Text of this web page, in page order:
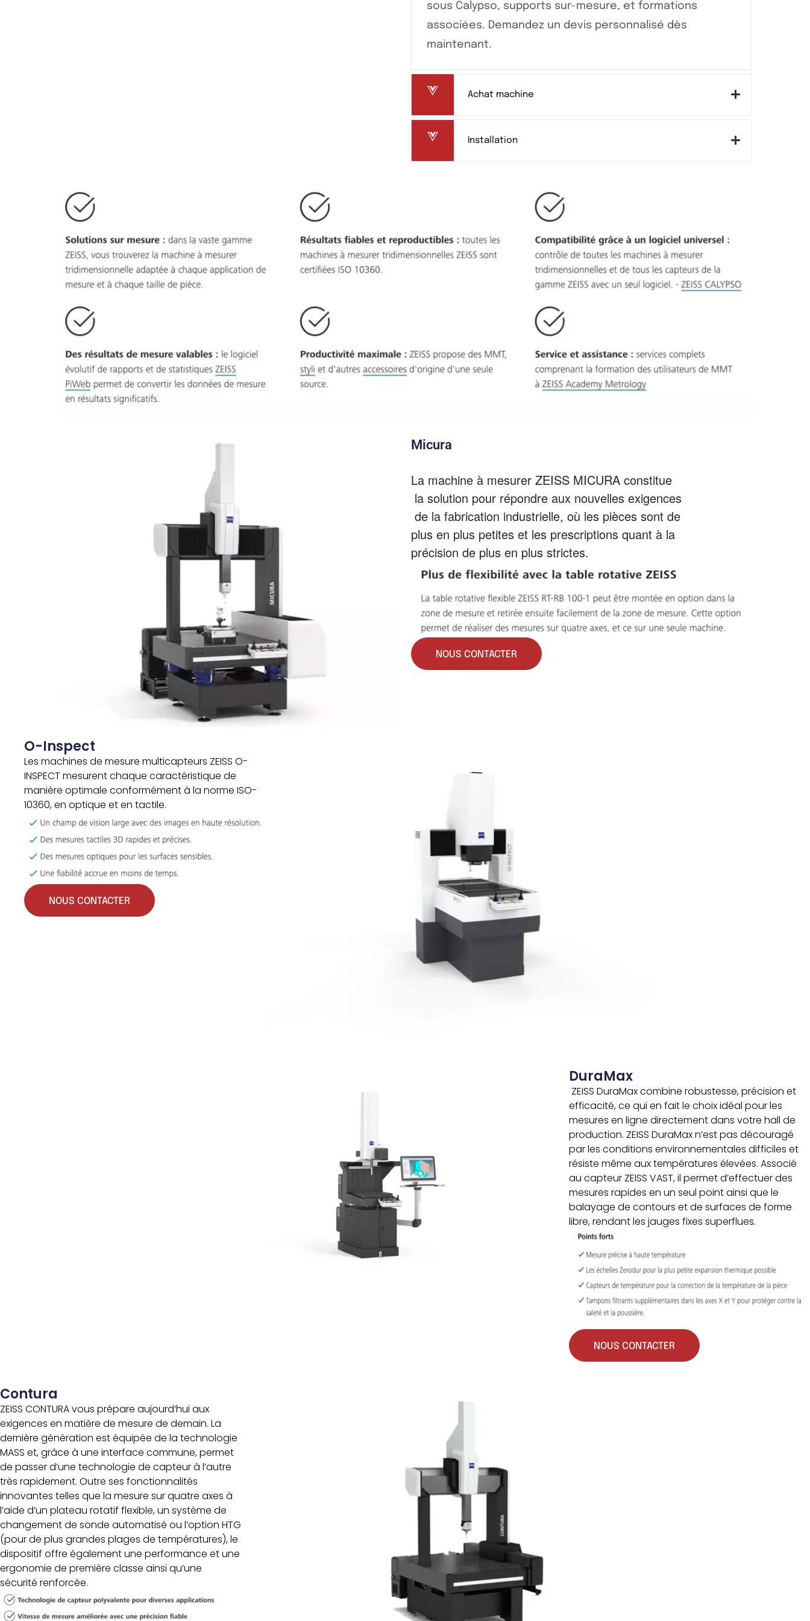
sous Calypso, supports sur-mesure, et formations
associées. Demandez un devis personnalisé dès
maintenant.
Achat machine
Installation
Micura
La machine à mesurer ZEISS MICURA constitue
la solution pour répondre aux nouvelles exigences
de la fabrication industrielle, où les pièces sont de
plus en plus petites et les prescriptions quant à la
précision de plus en plus strictes.
NOUS CONTACTER
O-Inspect
Les machines de mesure multicapteurs ZEISS O-
INSPECT mesurent chaque caractéristique de
manière optimale conformément à la norme ISO-
10360, en optique et en tactile.
NOUS CONTACTER
DuraMax
ZEISS DuraMax combine robustesse, précision et
efficacité, ce qui en fait le choix idéal pour les
mesures en ligne directement dans votre hall de
production. ZEISS DuraMax n’est pas découragé
par les conditions environnementales difficiles et
résiste même aux températures élevées. Associé
au capteur ZEISS VAST, il permet d’effectuer des
mesures rapides en un seul point ainsi que le
balayage de contours et de surfaces de forme
libre, rendant les jauges fixes superflues.
NOUS CONTACTER
Contura
ZEISS CONTURA vous prépare aujourd’hui aux
exigences en matière de mesure de demain. La
dernière génération est équipée de la technologie
MASS et, grâce à une interface commune, permet
de passer d’une technologie de capteur à l’autre
très rapidement. Outre ses fonctionnalités
innovantes telles que la mesure sur quatre axes à
l’aide d’un plateau rotatif flexible, un système de
changement de sonde automatisé ou l’option HTG
(pour de plus grandes plages de températures), le
dispositif offre également une performance et une
ergonomie de première classe ainsi qu’une
sécurité renforcée.